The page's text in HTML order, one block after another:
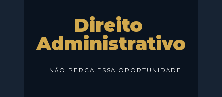
NÃO PERCA ESSA OPORTUNIDADE
Direito
Administrativo